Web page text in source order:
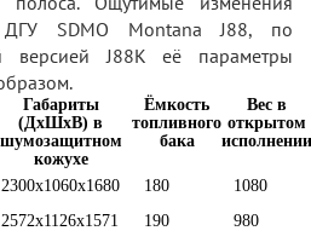
ДГУ SDMO Montana J88, по
J88K её параметры
Габариты
(ДxШxВ) в
шумозащитном
кожухе
Ёмкость
топливного
бака
Вес в
открытом
исполнении
2300x1060x1680 180
1080
2572x1126x1571 190 980